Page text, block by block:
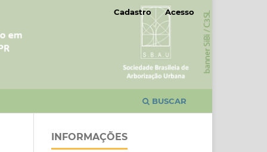
BUSCAR
Cadastro Acesso
INFORMAÇÕES